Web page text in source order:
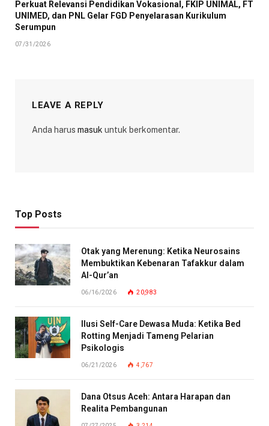
Perkuat Relevansi Pendidikan Vokasional, FKIP UNIMAL, FT
UNIMED, dan PNL Gelar FGD Penyelarasan Kurikulum
Serumpun
07/31/2026
LEAVE A REPLY
Anda harus masuk untuk berkomentar.
Top Posts
Otak yang Merenung: Ketika Neurosains
Membuktikan Kebenaran Tafakkur dalam
Al-Qur’an
06/16/2026 20,983
Ilusi Self-Care Dewasa Muda: Ketika Bed
Rotting Menjadi Tameng Pelarian
Psikologis
06/21/2026 4,767
Dana Otsus Aceh: Antara Harapan dan
Realita Pembangunan